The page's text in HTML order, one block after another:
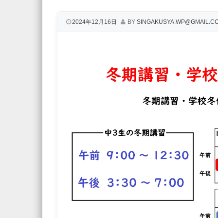
2024年12月16日 BY